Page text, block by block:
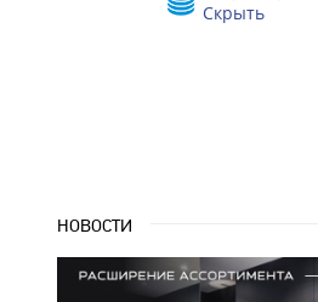
Скрыть
НОВОСТИ